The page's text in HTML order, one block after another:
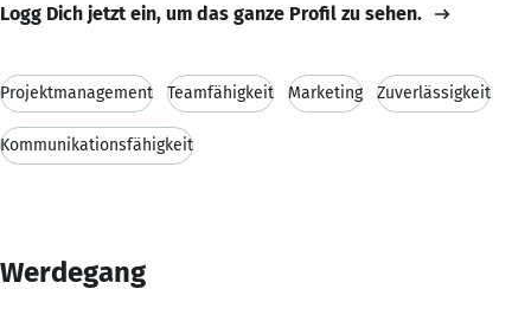
Logg Dich jetzt ein, um das ganze Profil zu sehen.
Projektmanagement Teamfähigkeit Marketing Zuverlässigkeit
Kommunikationsfähigkeit
Werdegang